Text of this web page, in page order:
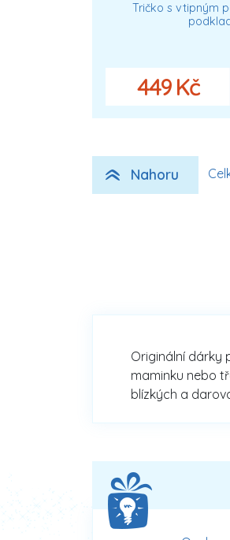
Tričko s vtipným
449 Kč
Nahoru
Originální dárky
maminku nebo
blízkých a